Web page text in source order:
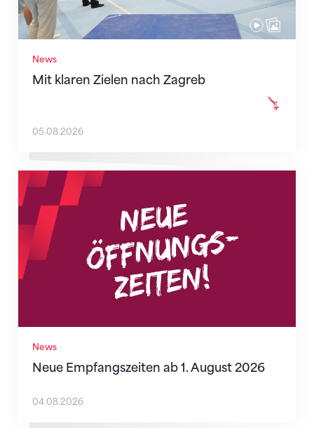
News
Mit klaren Zielen nach Zagreb
05.08.2026
News
Neue Empfangszeiten ab 1. August 2026
Neue Empfangszeiten ab 1. August 2026
04.08.2026